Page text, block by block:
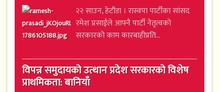
२२ साउन, हेटौंडा । रास्वपा पार्टीका सांसद
रमेश प्रसाईंले आफ्नै पार्टी नेतृत्वको
सरकारको काम कारबाहीप्रति...
विपन्न समुदायको उत्थान प्रदेश सरकारको विशेष
प्राथमिकता: बानियाँ